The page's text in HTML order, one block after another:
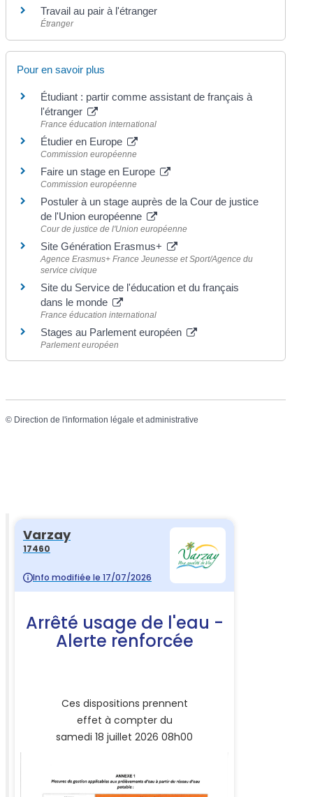
Travail au pair à l'étranger
Étranger
Pour en savoir plus
Étudiant : partir comme assistant de français à
l'étranger
France éducation international
Étudier en Europe
Commission européenne
Faire un stage en Europe
Commission européenne
Postuler à un stage auprès de la Cour de justice
de l'Union européenne
Cour de justice de l'Union européenne
Site Génération Erasmus+
Agence Erasmus+ France Jeunesse et Sport/Agence du
service civique
Site du Service de l'éducation et du français
dans le monde
France éducation international
Stages au Parlement européen
Parlement européen
© Direction de l'information légale et administrative